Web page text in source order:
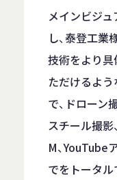
メインビジ
し、泰登工業
技術をより
ただけるよう
で、ドローン
スチール撮影
M、YouTube
でをトータル